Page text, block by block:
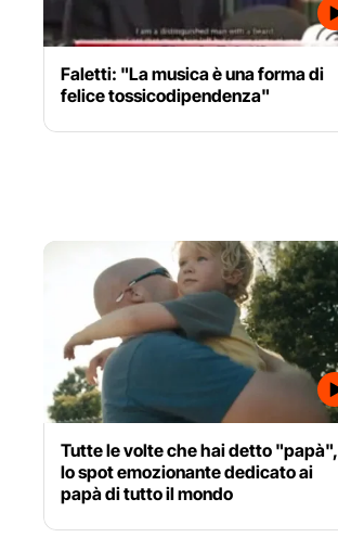
Faletti: "La musica è una forma di
felice tossicodipendenza"
Tutte le volte che hai detto "papà",
lo spot emozionante dedicato ai
papà di tutto il mondo